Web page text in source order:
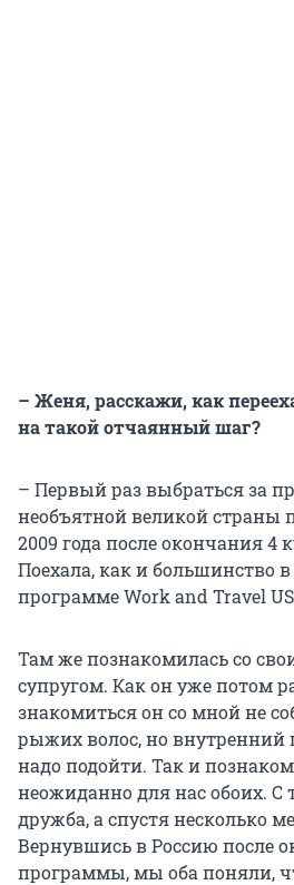
– Женя, расскажи, как
на такой отчаянный шаг?
– Первый раз выбраться за
необъятной великой страны
2009 года после окончания 4
Поехала, как и большинство
программе Work and Travel
Там же познакомилась со
супругом. Как он уже потом
знакомиться он со мной не
рыжих волос, но внутренний
надо подойти. Так и
неожиданно для нас обоих. С
дружба, а спустя несколько
Вернувшись в Россию после
программы, мы оба поняли,